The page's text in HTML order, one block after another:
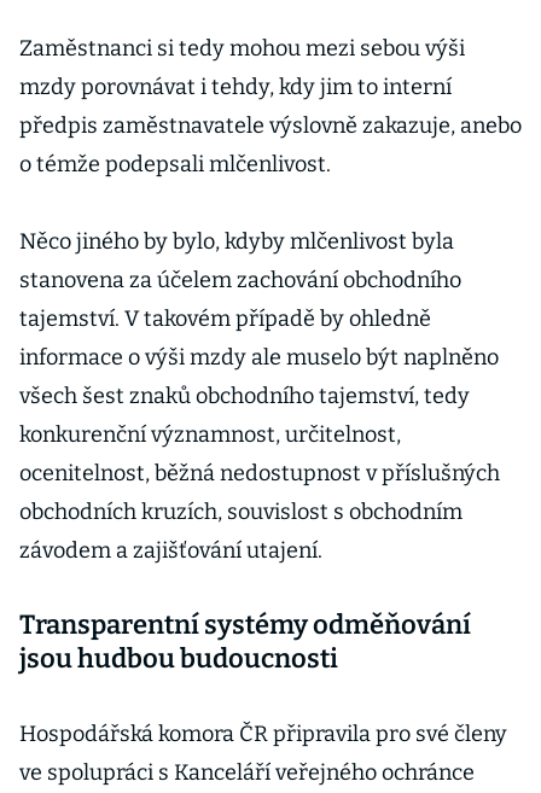
Zaměstnanci si tedy mohou mezi sebou výši
mzdy porovnávat i tehdy, kdy jim to interní
předpis zaměstnavatele výslovně zakazuje, anebo
o témže podepsali mlčenlivost.
Něco jiného by bylo, kdyby mlčenlivost byla
stanovena za účelem zachování obchodního
tajemství. V takovém případě by ohledně
informace o výši mzdy ale muselo být naplněno
všech šest znaků obchodního tajemství, tedy
konkurenční významnost, určitelnost,
ocenitelnost, běžná nedostupnost v příslušných
obchodních kruzích, souvislost s obchodním
závodem a zajišťování utajení.
Transparentní systémy odměňování
jsou hudbou budoucnosti
Hospodářská komora ČR připravila pro své členy
ve spolupráci s Kanceláří veřejného ochránce